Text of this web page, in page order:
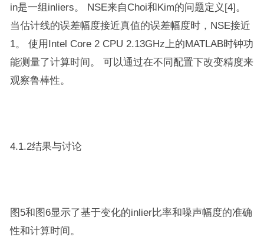
in是一组inliers。 NSE来自Choi和Kim的问题定义[4]。
当估计线的误差幅度接近真值的误差幅度时，NSE接近
1。 使用Intel Core 2 CPU 2.13GHz上的MATLAB时钟功
能测量了计算时间。 可以通过在不同配置下改变精度来
观察鲁棒性。
4.1.2结果与讨论
图5和图6显示了基于变化的inlier比率和噪声幅度的准确
性和计算时间。